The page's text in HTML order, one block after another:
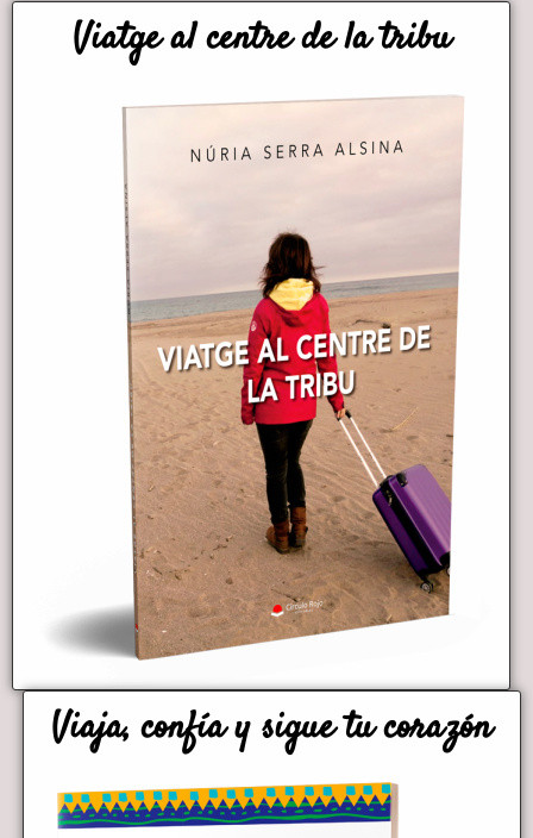
Viatge al centre de la tribu
Viaja, confía y sigue tu corazón